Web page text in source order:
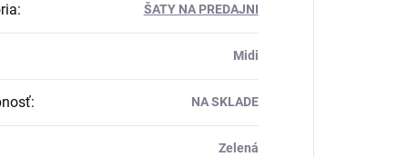
: ŠATY NA PREDAJNI
Midi
: NA SKLADE
Zelená